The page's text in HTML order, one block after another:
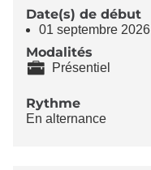
Date(s) de début
01 septembre 2026
Modalités
Présentiel
Rythme
En alternance